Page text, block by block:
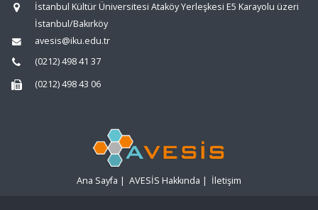
İstanbul Kültür Üniversitesi Ataköy Yerleşkesi E5 Karayolu üzeri
İstanbul/Bakırköy
avesis@iku.edu.tr
(0212) 498 41 37
(0212) 498 43 06
Ana Sayfa | AVESİS Hakkında | İletişim